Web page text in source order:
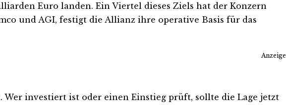
Euro landen. Ein Viertel dieses Ziels hat der Konzern
und AGI, festigt die Allianz ihre operative Basis für das
Anzeige
investiert ist oder einen Einstieg prüft, sollte die Lage jetzt